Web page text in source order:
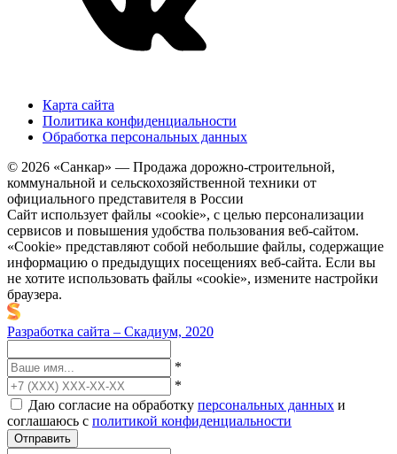
Карта сайта
Политика конфиденциальности
Обработка персональных данных
© 2026 «Санкар» — Продажа дорожно-строительной,
коммунальной и сельскохозяйственной техники от
официального представителя в России
Сайт использует файлы «cookie», с целью персонализации
сервисов и повышения удобства пользования веб-сайтом.
«Cookie» представляют собой небольшие файлы, содержащие
информацию о предыдущих посещениях веб-сайта. Если вы
не хотите использовать файлы «cookie», измените настройки
браузера.
Разработка сайта – Скадиум, 2020
*
*
Даю согласие на обработку персональных данных и
соглашаюсь с политикой конфиденциальности
Отправить